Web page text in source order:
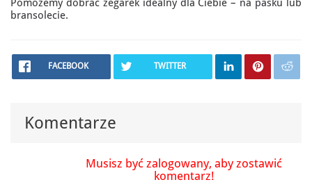
Pomożemy dobrać zegarek idealny dla Ciebie – na pasku lub
bransolecie.
FACEBOOK TWITTER
Komentarze
Musisz być zalogowany, aby zostawić
komentarz!